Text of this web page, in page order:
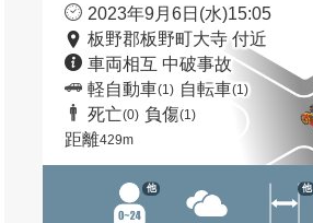
2023年9月6日(水)15:05
板野郡板野町大寺 付近
車両相互 中破事故
軽自動車(1) 自転車(1)
死亡(0) 負傷(1)
距離429m
他 他